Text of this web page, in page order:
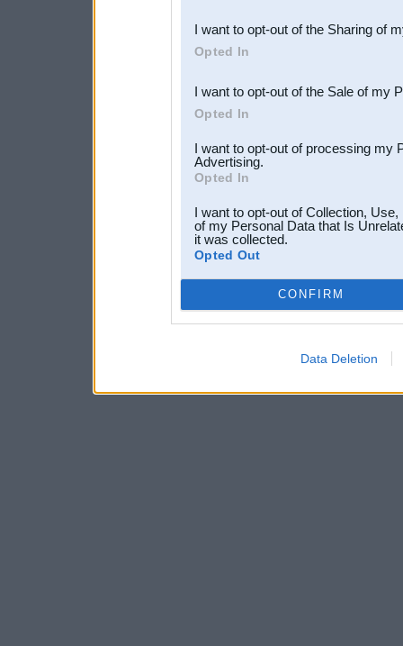
Downstream Participants
third parties.
I want to opt-out of the Sharing of
Opted In
I want to opt-out of the Sale of my
Opted In
I want to opt-out of processing my
Advertising.
Opted In
I want to opt-out of Collection,
of my Personal Data that Is
it was collected.
Opted Out
CONFIRM
Data Deletion